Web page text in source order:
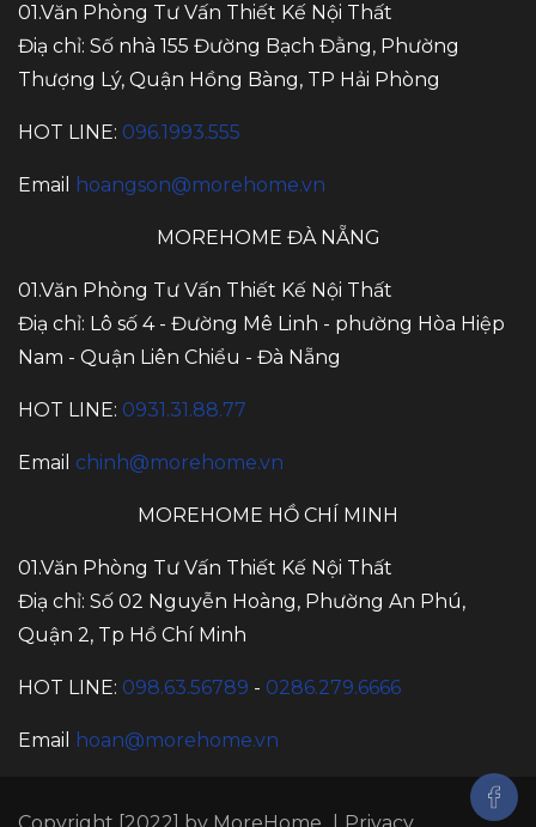
01.Văn Phòng Tư Vấn Thiết Kế Nội Thất
Điạ chỉ: Số nhà 155 Đường Bạch Đằng, Phường
Thượng Lý, Quận Hồng Bàng, TP Hải Phòng
HOT LINE: 096.1993.555
Email hoangson@morehome.vn
MOREHOME ĐÀ NẴNG
01.Văn Phòng Tư Vấn Thiết Kế Nội Thất
Điạ chỉ: Lô số 4 - Đường Mê Linh - phường Hòa Hiệp
Nam - Quận Liên Chiểu - Đà Nẵng
HOT LINE: 0931.31.88.77
Email chinh@morehome.vn
MOREHOME HỒ CHÍ MINH
01.Văn Phòng Tư Vấn Thiết Kế Nội Thất
Điạ chỉ: Số 02 Nguyễn Hoàng, Phường An Phú,
Quận 2, Tp Hồ Chí Minh
HOT LINE: 098.63.56789 - 0286.279.6666
Email hoan@morehome.vn